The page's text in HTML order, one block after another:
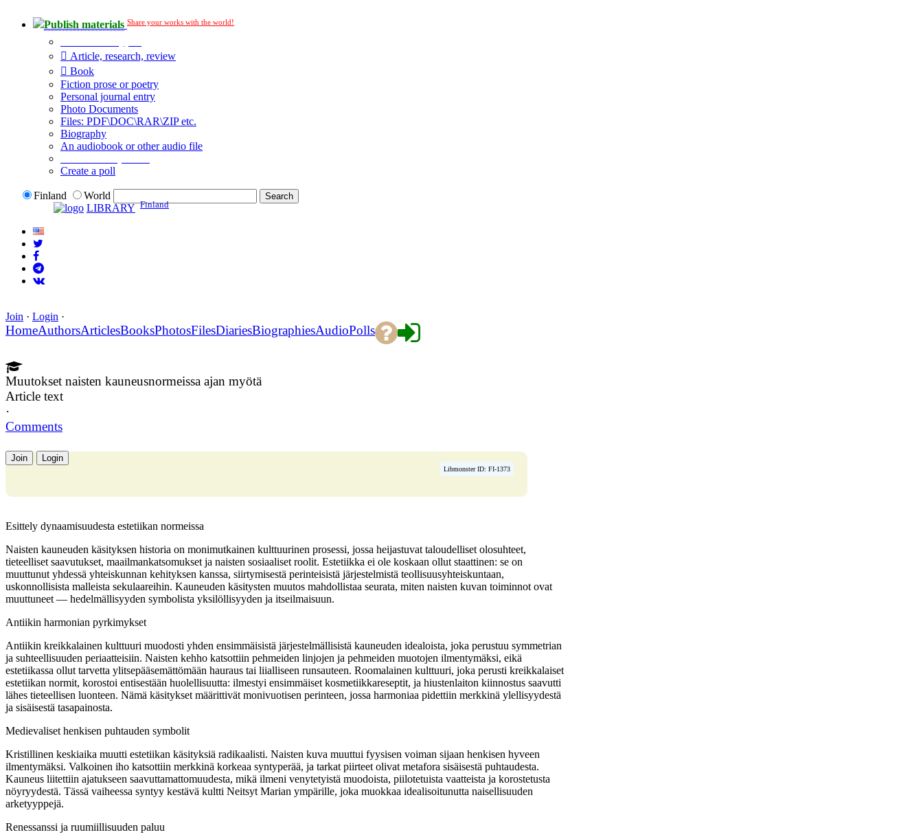
Publish materials Share your works with the world!
Article, research, review
Book
Fiction prose or poetry
Personal journal entry
Photo Documents
Files: PDF\DOC\RAR\ZIP etc.
Biography
An audiobook or other audio file
Create a poll
Finland
World
LIBRARY Finland
Join · Login ·
HomeAuthorsArticlesBooksPhotosFilesDiariesBiographiesAudioPolls
Muutokset naisten kauneusnormeissa ajan myötä
Article text
·
Comments
Join Login
Libmonster ID: FI-1373
Esittely dynaamisuudesta estetiikan normeissa
Naisten kauneuden käsityksen historia on monimutkainen kulttuurinen prosessi, jossa heijastuvat taloudelliset olosuhteet,
tieteelliset saavutukset, maailmankatsomukset ja naisten sosiaaliset roolit. Estetiikka ei ole koskaan ollut staattinen: se on
muuttunut yhdessä yhteiskunnan kehityksen kanssa, siirtymisestä perinteisistä järjestelmistä teollisuusyhteiskuntaan,
uskonnollisista malleista sekulaareihin. Kauneuden käsitysten muutos mahdollistaa seurata, miten naisten kuvan toiminnot ovat
muuttuneet — hedelmällisyyden symbolista yksilöllisyyden ja itseilmaisuun.
Antiikin harmonian pyrkimykset
Antiikin kreikkalainen kulttuuri muodosti yhden ensimmäisistä järjestelmällisistä kauneuden idealoista, joka perustuu symmetrian
ja suhteellisuuden periaatteisiin. Naisten kehho katsottiin pehmeiden linjojen ja pehmeiden muotojen ilmentymäksi, eikä
estetiikassa ollut tarvetta ylitsepääsemättömään hauraus tai liialliseen runsauteen. Roomalainen kulttuuri, joka perusti kreikkalaiset
estetiikan normit, korostoi entisestään huolellisuutta: ilmestyi ensimmäiset kosmetiikkareseptit, ja hiustenlaiton kiinnostus saavutti
lähes tieteellisen luonteen. Nämä käsitykset määrittivät monivuotisen perinteen, jossa harmoniaa pidettiin merkkinä ylellisyydestä
ja sisäisestä tasapainosta.
Medievaliset henkisen puhtauden symbolit
Kristillinen keskiaika muutti estetiikan käsityksiä radikaalisti. Naisten kuva muuttui fyysisen voiman sijaan henkisen hyveen
ilmentymäksi. Valkoinen iho katsottiin merkkinä korkeaa syntyperää, ja tarkat piirteet olivat metafora sisäisestä puhtaudesta.
Kauneus liitettiin ajatukseen saavuttamattomuudesta, mikä ilmeni venytetyistä muodoista, piilotetuista vaatteista ja korostetusta
nöyryydestä. Tässä vaiheessa syntyy kestävä kultti Neitsyt Marian ympärille, joka muokkaa idealisoitunutta naisellisuuden
arketyyppejä.
Renessanssi ja ruumiillisuuden paluu